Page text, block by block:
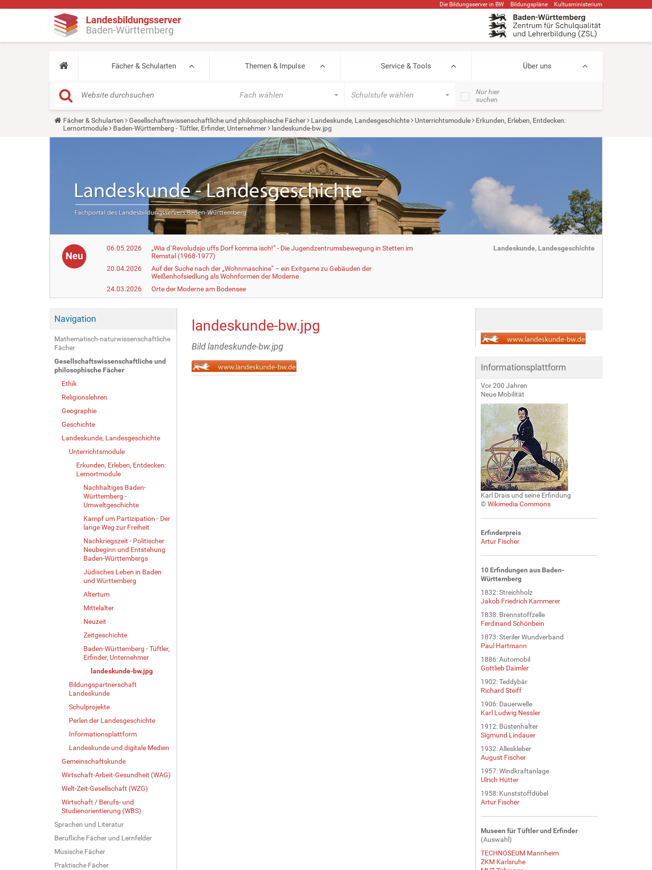
Die Bildungsserver in BW Bildungspläne Kultusministerium
Landesbildungsserver
Baden-Württemberg
Fächer & Schularten Themen & Impulse Service & Tools Über uns
Fach wählen Schulstufe wählen
Nur hier
suchen
Y
u
Fächer & Schularten Gesellschaftswissenschaftliche und philosophische Fächer Landeskunde, Landesgeschichte Unterrichtsmodule
Erkunden, Erleben, Entdecken:
Lernortmodule
Baden-Württemberg - Tüftler, Erfinder, Unternehmer landeskunde-bw.jpg
Neu
06.05.2026
„Wia d´Revoludsjo uffs Dorf komma isch!“ - Die Jugendzentrumsbewegung in Stetten im
Remstal (1968-1977)
20.04.2026
Auf der Suche nach der „Wohnmaschine“ – ein Exitgame zu Gebäuden der
Weißenhofsiedlung als Wohnformen der Moderne
24.03.2026
Orte der Moderne am Bodensee
Landeskunde, Landesgeschichte
Navigation
Mathematisch-naturwissenschaftliche
Fächer
Gesellschaftswissenschaftliche und
philosophische Fächer
Ethik
Religionslehren
Geographie
Geschichte
Landeskunde, Landesgeschichte
Unterrichtsmodule
Erkunden, Erleben, Entdecken:
Lernortmodule
Nachhaltiges Baden-
Württemberg -
Umweltgeschichte
Kampf um Partizipation - Der
lange Weg zur Freiheit
Nachkriegszeit - Politischer
Neubeginn und Entstehung
Baden-Württembergs
Jüdisches Leben in Baden
und Württemberg
Altertum
Mittelalter
Neuzeit
Zeitgeschichte
Baden-Württemberg - Tüftler,
Erfinder, Unternehmer
landeskunde-bw.jpg
Bildungspartnerschaft
Landeskunde
Schulprojekte
Perlen der Landesgeschichte
Informationsplattform
Landeskunde und digitale Medien
Gemeinschaftskunde
Wirtschaft-Arbeit-Gesundheit (WAG)
Welt-Zeit-Gesellschaft (WZG)
Wirtschaft / Berufs- und
Studienorientierung (WBS)
Sprachen und Literatur
Berufliche Fächer und Lernfelder
Musische Fächer
Praktische Fächer
landeskunde-bw.jpg
Bild landeskunde-bw.jpg
Informationsplattform
Vor 200 Jahren
Neue Mobilität
Karl Drais und seine Erfindung
©Wikimedia Commons
Erfinderpreis
Artur Fischer
10 Erfindungen aus Baden-
Württemberg
1832: Streichholz
Jakob Friedrich Kammerer
1838: Brennstoffzelle
Ferdinand Schönbein
1873: Steriler Wundverband
Paul Hartmann
1886: Automobil
Gottlieb Daimler
1902: Teddybär
Richard Steiff
1906: Dauerwelle
Karl Ludwig Nessler
1912: Büstenhalter
Sigmund Lindauer
1932: Alleskleber
August Fischer
1957: Windkraftanlage
Ulrich Hütter
1958: Kunststoffdübel
Artur Fischer
Museen für Tüftler und Erfinder
(Auswahl)
TECHNOSEUM Mannheim
ZKM Karlsruhe